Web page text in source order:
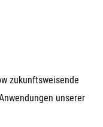
zukunftsweisende
unserer